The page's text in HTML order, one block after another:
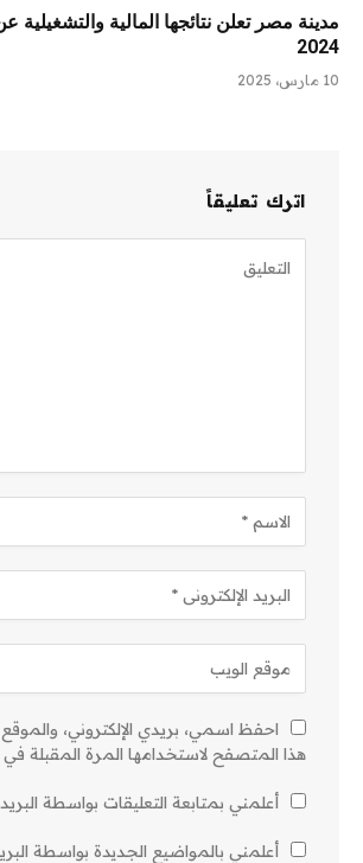
مدينة مصر تعلن نتائجها المالية والتشغيلية
2024
10 مارس، 2025
اترك تعليقاً
احفظ اسمي، بريدي الإلكتروني، والموقع
هذا المتصفح لاستخدامها المرة المقبلة في
أعلمني بمتابعة التعليقات بواسطة البريد
أعلمني بالمواضيع الجديدة بواسطة